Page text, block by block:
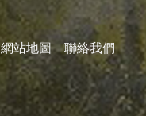
網站地圖 聯絡我們